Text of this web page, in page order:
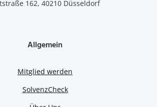
162, 40210 Düsseldorf
Allgemein
Mitglied werden
SolvenzCheck